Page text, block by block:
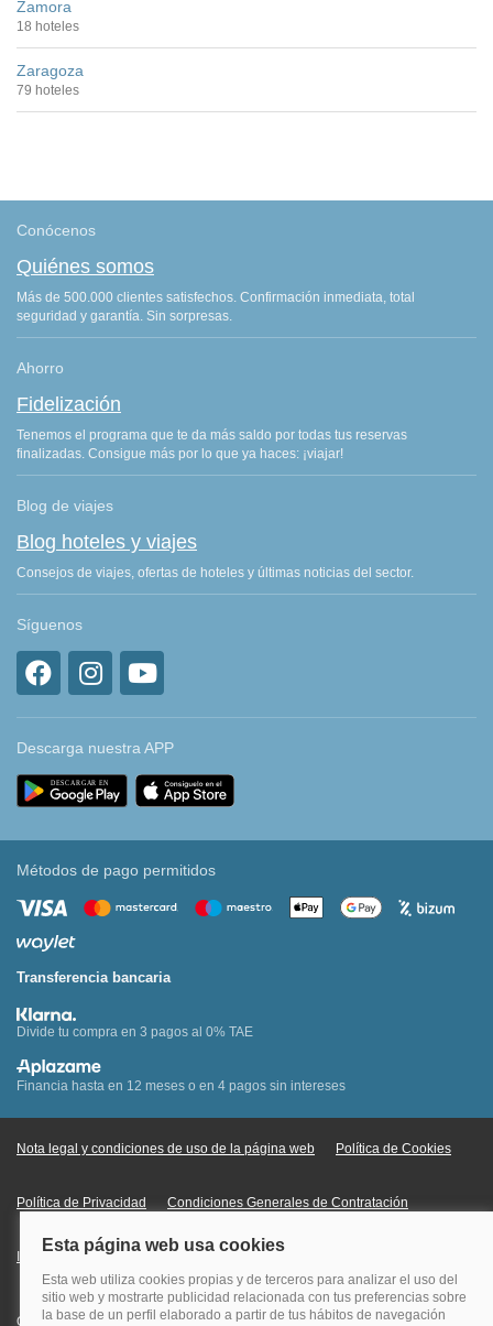
Zamora
18 hoteles
Zaragoza
79 hoteles
Conócenos
Quiénes somos
Más de 500.000 clientes satisfechos. Confirmación inmediata, total
seguridad y garantía. Sin sorpresas.
Ahorro
Fidelización
Tenemos el programa que te da más saldo por todas tus reservas
finalizadas. Consigue más por lo que ya haces: ¡viajar!
Blog de viajes
Blog hoteles y viajes
Consejos de viajes, ofertas de hoteles y últimas noticias del sector.
Síguenos
Descarga nuestra APP
Métodos de pago permitidos
Transferencia bancaria
Divide tu compra en 3 pagos al 0% TAE
Financia hasta en 12 meses o en 4 pagos sin intereses
Nota legal y condiciones de uso de la página web Política de Cookies
Política de Privacidad Condiciones Generales de Contratación
Información Legal sobre Mercados en Línea
Quehoteles.com - Especialistas en hoteles © Copyright Veturis Travel S.A.